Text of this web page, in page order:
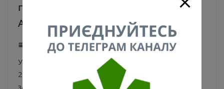
пам’яті загиблим киянам-учасникам
АТО/ООС. Фото та відео
29.08.2021 0
У День пам’яті захисників України, який відзначають,
29 серпня, у столиці відкрили Меморіал пам’яті
загиблим киянам-учасникам АТО/ООС. У столиці